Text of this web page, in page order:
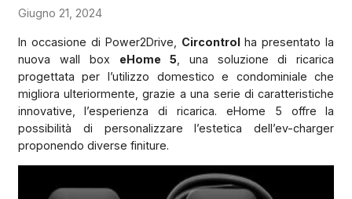
Giugno 21, 2024
In occasione di Power2Drive, Circontrolha presentato la
nuova wall box eHome 5 , una soluzione di ricarica
progettata per l’utilizzo domestico e condominiale che
migliora ulteriormente, grazie a una serie di caratteristiche
innovative, l’esperienza di ricarica. eHome 5 offre la
possibilità di personalizzare l’estetica dell’ev-charger
proponendo diverse finiture.